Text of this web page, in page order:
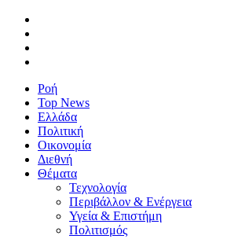
Ροή
Top News
Ελλάδα
Πολιτική
Οικονομία
Διεθνή
Θέματα
Τεχνολογία
Περιβάλλον & Ενέργεια
Υγεία & Επιστήμη
Πολιτισμός